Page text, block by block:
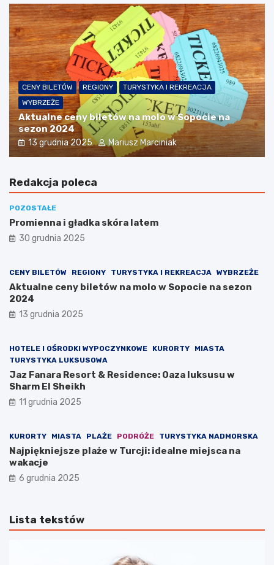
CENY BILETÓW REGIONY
TURYSTYKA I REKREACJA
WYBRZEŻE
Aktualne ceny biletów na molo w Sopocie na
sezon 2024
13 grudnia 2025 Mariusz Marciniak
Redakcja poleca
POZOSTAŁE
Promienna i gładka skóra latem
30 grudnia 2025
CENY BILETÓW REGIONY TURYSTYKA I REKREACJA WYBRZEŻE
Aktualne ceny biletów na molo w Sopocie na sezon
2024
13 grudnia 2025
HOTELE I OŚRODKI WYPOCZYNKOWE KURORTY
MIASTA
TURYSTYKA LUKSUSOWA
Jaz Fanara Resort & Residence: Oaza luksusu w
Sharm El Sheikh
11 grudnia 2025
KURORTY MIASTA PLAŻE PODRÓŻE TURYSTYKA NADMORSKA
Najpiękniejsze plaże w Turcji: idealne miejsca na
wakacje
6 grudnia 2025
Lista tekstów